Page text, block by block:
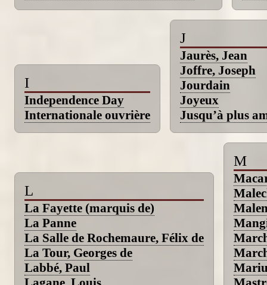
I
Independence Day
Internationale ouvrière
J
Jaurès, Jean
Joffre, Joseph
Jourdain
Joyeux
Jusqu’à plus
L
La Fayette (marquis de)
La Panne
La Salle de Rochemaure, Félix de
La Tour, Georges de
Labbé, Paul
M